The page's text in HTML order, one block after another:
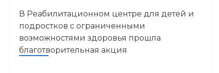
В Реабилитационном центре для детей и
подростков с ограниченными
возможностями здоровья прошла
благотворительная акция